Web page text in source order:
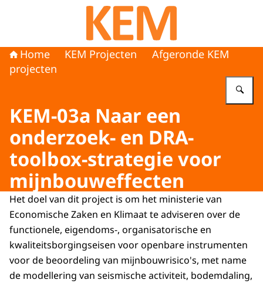
Naar de homepage van KEM programma
Home KEM Projecten
Afgeronde KEM
projecten
KEM-03a Naar een
onderzoek- en DRA-
toolbox-strategie voor
mijnbouweffecten
Het doel van dit project is om het ministerie van
Economische Zaken en Klimaat te adviseren over de
functionele, eigendoms-, organisatorische en
kwaliteitsborgingseisen voor openbare instrumenten
voor de beoordeling van mijnbouwrisico's, met name
de modellering van seismische activiteit, bodemdaling,